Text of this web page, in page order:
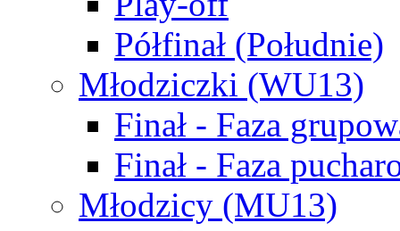
Półfinał (Południe)
Młodziczki (WU13)
Finał - Faza
Finał - Faza
Młodzicy (MU13)